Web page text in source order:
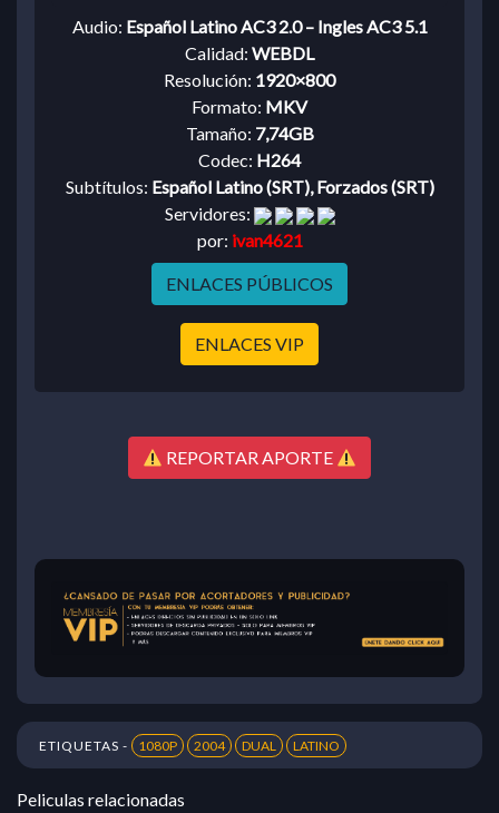
Audio: Español Latino AC3 2.0 – Ingles AC3 5.1
Calidad: WEBDL
Resolución: 1920×800
Formato: MKV
Tamaño: 7,74GB
Codec: H264
Subtítulos: Español Latino (SRT), Forzados (SRT)
Servidores:
por: ivan4621
ENLACES PÚBLICOS
ENLACES VIP
REPORTAR APORTE
ETIQUETAS - 1080P 2004 DUAL LATINO
Peliculas relacionadas